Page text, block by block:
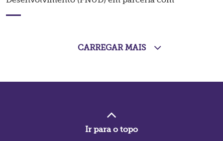
CARREGAR MAIS
Ir para o topo